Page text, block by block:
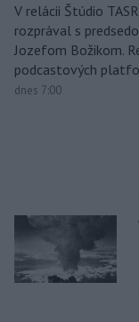
V relácii Štúdio
rozprával s
Jozefom Božikom.
podcastových
dnes 7:00